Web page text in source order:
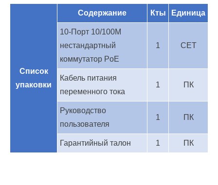
Список
упаковки
Содержание Кты Единица
10-Порт 10/100M
нестандартный
коммутатор PoE
1 СET
Кабель питания
переменного тока
1 ПК
Руководство
пользователя
1 ПК
Гарантийный талон 1 ПК